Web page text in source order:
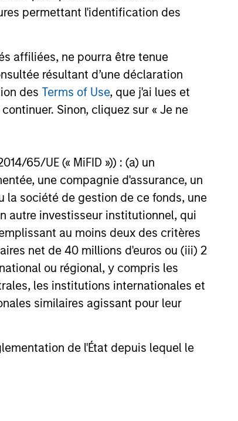
permettant l'identification des
affiliées, ne pourra être tenue
résultant d’une déclaration
des Terms of Use, que j'ai lues et
Sinon, cliquez sur « Je ne
65/UE (« MiFID »)) : (a) un
une compagnie d'assurance, un
la société de gestion de ce fonds, une
autre investisseur institutionnel, qui
au moins deux des critères
net de 40 millions d'euros ou (iii) 2
ou régional, y compris les
les institutions internationales et
similaires agissant pour leur
de l'État depuis lequel le
compounding becomes even
long-term wealth.
in earnings in an effort to
declining markets. The
businesses that operate
Management.